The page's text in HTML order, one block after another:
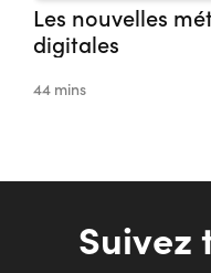
Les nouvelles
digitales
44 mins
Suivez